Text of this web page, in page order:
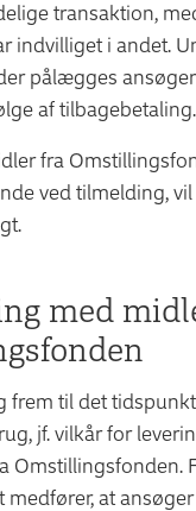
transaktion,
indvilliget i andet.
pålægges
af tilbagebetaling.
fra
ved tilmelding,
med
frem til det
jf. vilkår for
Omstillingsfonden.
at